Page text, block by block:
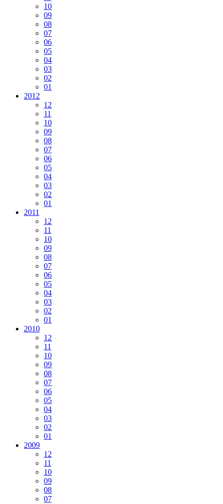
10
09
08
07
06
05
04
03
02
01
2012
12
11
10
09
08
07
06
05
04
03
02
01
2011
12
11
10
09
08
07
06
05
04
03
02
01
2010
12
11
10
09
08
07
06
05
04
03
02
01
2009
12
11
10
09
08
07